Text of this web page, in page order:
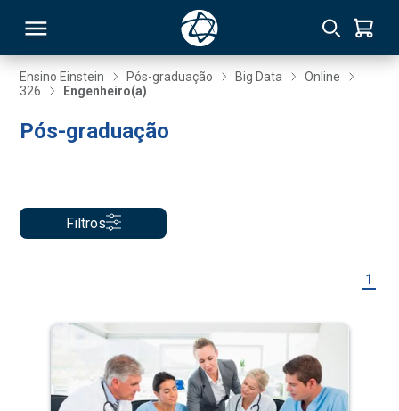
Ensino Einstein Pós-graduação Big Data
Online
326
Engenheiro(a)
Pós-graduação
Filtros
1